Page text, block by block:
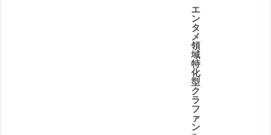
エ
ン
タ
メ
領
域
特
化
型
ク
ラ
フ
ァ
ン